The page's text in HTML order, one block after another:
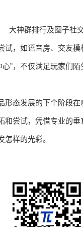
大神群排行及圈子社
，如语音房、交友
”，不仅满足玩家们
形态发展的下个阶段
尝试，凭借专业的
样的光彩。